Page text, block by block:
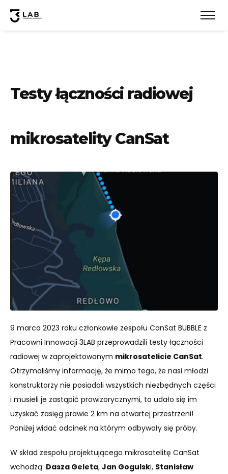
Testy łączności radiowej
mikrosatelity CanSat
9 marca 2023 roku członkowie zespołu CanSat BUBBLE z
Pracowni Innowacji 3LAB przeprowadzili testy łączności
radiowej w zaprojektowanym mikrosatelicie CanSat.
Otrzymaliśmy informację, że mimo tego, że nasi młodzi
konstruktorzy nie posiadali wszystkich niezbędnych części
i musieli je zastąpić prowizorycznymi, to udało się im
uzyskać zasięg prawie 2 km na otwartej przestrzeni!
Poniżej widać odcinek na którym odbywały się próby.
W skład zespołu projektującego mikrosatelitę CanSat
wchodzą: Dasza Geleta, Jan Gogulski, Stanisław